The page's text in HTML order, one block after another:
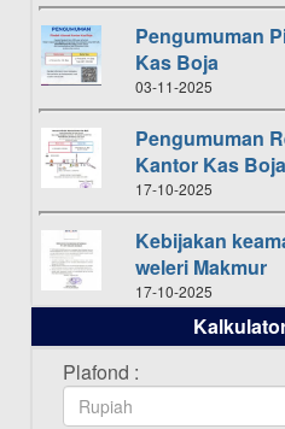
Pengumuman
Kas Boja
03-11-2025
Pengumuman
Kantor Kas Boja
17-10-2025
Kebijakan
weleri Makmur
17-10-2025
Daftar
Bulan Oktober
16-10-2025
Plafond :